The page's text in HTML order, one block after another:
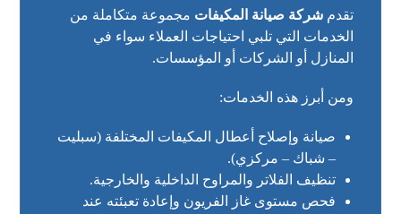
تقدمشركة صيانة المكيفات مجموعة متكاملة من
الخدمات التي تلبي احتياجات العملاء سواء في
المنازل أو الشركات أو المؤسسات.
ومن أبرز هذه الخدمات:
صيانة وإصلاح أعطال المكيفات المختلفة (سبليت
– شباك – مركزي).
تنظيف الفلاتر والمراوح الداخلية والخارجية.
فحص مستوى غاز الفريون وإعادة تعبئته عند